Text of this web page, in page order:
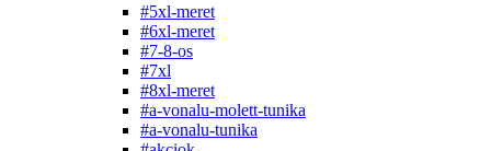
#5xl-meret
#6xl-meret
#7-8-os
#7xl
#8xl-meret
#a-vonalu-molett-tunika
#a-vonalu-tunika